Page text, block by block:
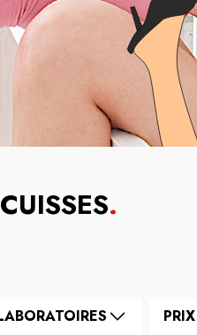
.
PRIX